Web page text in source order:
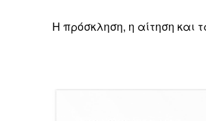
Η πρόσκληση, η αίτηση και